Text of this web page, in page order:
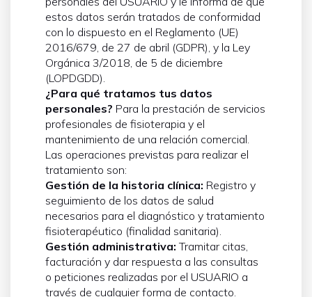
estos datos serán tratados de conformidad
con lo dispuesto en el Reglamento (UE)
2016/679, de 27 de abril (GDPR), y la Ley
Orgánica 3/2018, de 5 de diciembre
(LOPDGDD).
¿Para qué tratamos tus datos
personales? Para la prestación de servicios
profesionales de fisioterapia y el
mantenimiento de una relación comercial.
Las operaciones previstas para realizar el
tratamiento son:
Gestión de la historia clínica: Registro y
seguimiento de los datos de salud
necesarios para el diagnóstico y tratamiento
fisioterapéutico (finalidad sanitaria).
Gestión administrativa: Tramitar citas,
facturación y dar respuesta a las consultas
o peticiones realizadas por el USUARIO a
través de cualquier forma de contacto.